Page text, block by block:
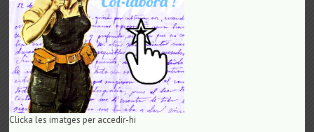
Clicka les imatges per accedir-hi